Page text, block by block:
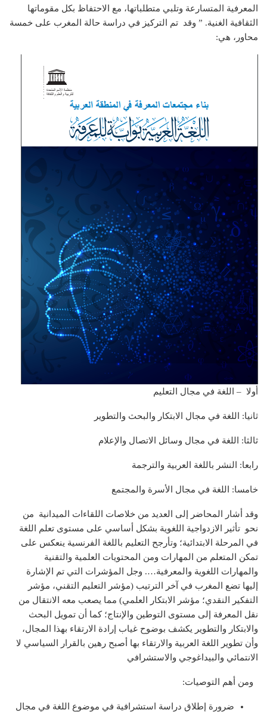
المعرفية المتسارعة وتلبي متطلباتها، مع الاحتفاظ بكل مقوماتها
الثقافية الغنية. ” وقد تم التركيز في دراسة حالة المغرب على خمسة
محاور، هي:
أولا – اللغة في مجال التعليم
ثانيا: اللغة في مجال الابتكار والبحث والتطوير
ثالثا: اللغة في مجال وسائل الاتصال والإعلام
رابعا: النشر باللغة العربية والترجمة
خامسا: اللغة في مجال الأسرة والمجتمع
وقد أشار المحاضر إلى العديد من خلاصات اللقاءات الميدانية من
نحو تأثير الازدواجية اللغوية بشكل أساسي على مستوى تعلم اللغة
في المرحلة الابتدائية؛ وتأرجح التعليم باللغة الفرنسية ينعكس على
تمكن المتعلم من المهارات ومن المحتويات العلمية والتقنية
والمهارات اللغوية والمعرفية…. وجل المؤشرات التي تم الإشارة
إليها تضع المغرب في آخر الترتيب (مؤشر التعليم التقني، مؤشر
التفكير النقدي؛ مؤشر الابتكار العلمي) مما يصعب معه الانتقال من
نقل المعرفة إلى مستوى التوطين والإنتاج؛ كما أن تمويل البحث
والابتكار والتطوير يكشف بوضوح غياب إرادة الارتقاء بهذا المجال،
وأن تطوير اللغة العربية والارتقاء بها أصبح رهين بالقرار السياسي لا
الانتمائي والبيداغوجي والاستشرافي
ومن أهم التوصيات:
ضرورة إطلاق دراسة استشرافية في موضوع اللغة في مجال